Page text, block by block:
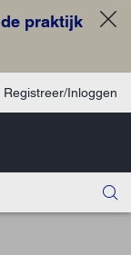
praktijk
Registreer/Inloggen